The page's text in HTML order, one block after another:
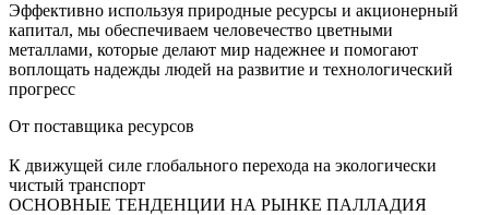
Эффективно используя природные ресурсы и акционерный
капитал, мы обеспечиваем человечество цветными
металлами, которые делают мир надежнее и помогают
воплощать надежды людей на развитие и технологический
прогресс
От поставщика ресурсов
К движущей силе глобального перехода на экологически
чистый транспорт
ОСНОВНЫЕ ТЕНДЕНЦИИ НА РЫНКЕ ПАЛЛАДИЯ